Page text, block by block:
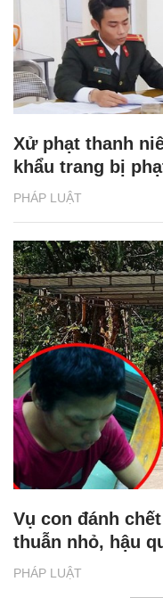
PHÁP LUẬT
Xử phạt thanh
khẩu trang bị
PHÁP LUẬT
Vụ con đánh
thuẫn nhỏ, hậu